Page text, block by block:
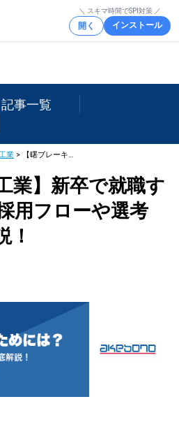
＼ スキマ時間でSPI対策 ／
開く インストール
記事一覧
業> 【曙ブレーキ工業】新卒で就職するためには？採用フローや選考対策を徹底解説！
業】新卒で就職す
用フローや選考
！